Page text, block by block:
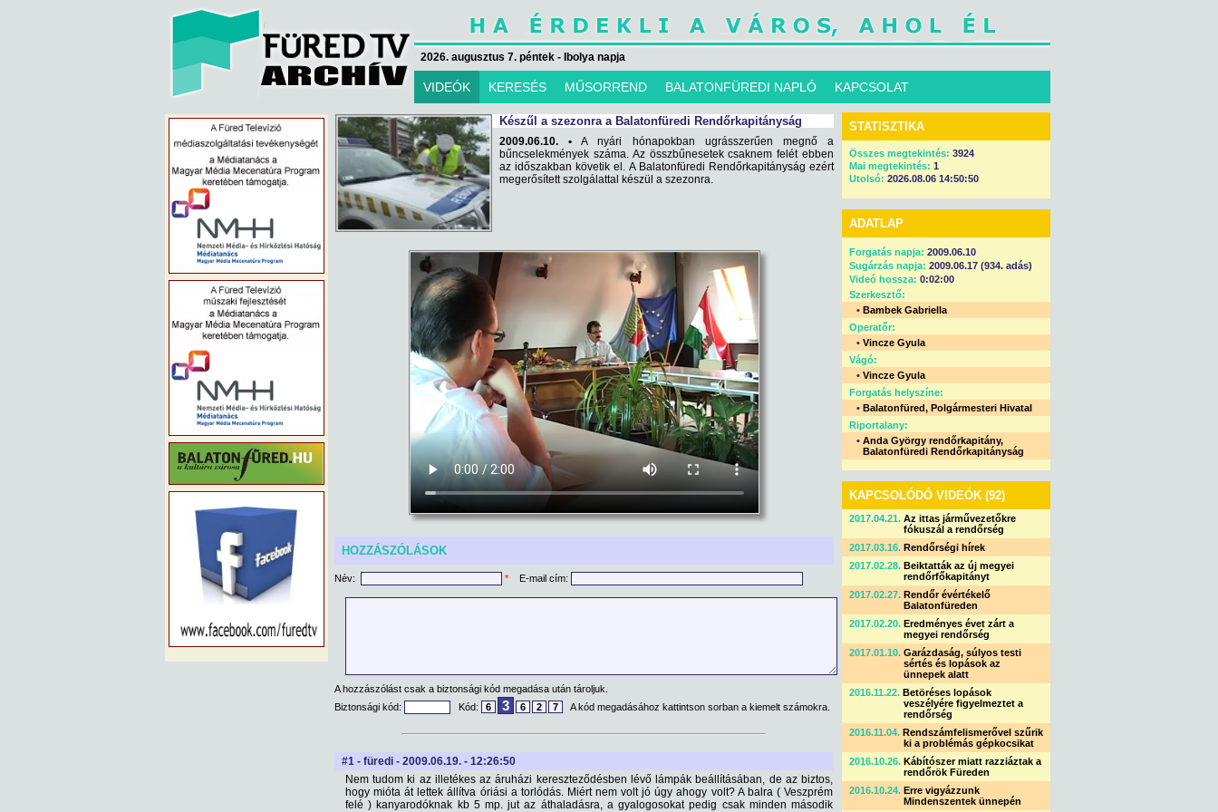
2026. augusztus 7. péntek - Ibolya napja
VIDEÓK KERESÉS MŰSORREND BALATONFÜREDI NAPLÓ KAPCSOLAT
Készűl a szezonra a Balatonfüredi Rendőrkapitányság
2009.06.10. • A nyári hónapokban ugrásszerűen megnő a
bűncselekmények száma. Az összbűnesetek csaknem felét ebben
az időszakban követik el. A Balatonfüredi Rendőrkapitányság ezért
megerősített szolgálattal készül a szezonra.
HOZZÁSZÓLÁSOK
Név: * E-mail cím:
A hozzászólást csak a biztonsági kód megadása után tároljuk.
Biztonsági kód:
Kód: 6 3 6 2 7 A kód megadásához kattintson sorban a kiemelt számokra.
#1 - füredi - 2009.06.19. - 12:26:50
Nem tudom ki az illetékes az áruházi kereszteződésben lévő lámpák beállításában, de az biztos,
hogy mióta át lettek állítva óriási a torlódás. Miért nem volt jó úgy ahogy volt? A balra ( Veszprém
felé ) kanyarodóknak kb 5 mp. jut az áthaladásra, a gyalogosokat pedig csak minden második
STATISZTIKA
Összes megtekintés: 3924
Mai megtekintés: 1
Utolsó: 2026.08.06 14:50:50
ADATLAP
Forgatás napja: 2009.06.10
Sugárzás napja: 2009.06.17 (934. adás)
Videó hossza: 0:02:00
Szerkesztő:
• Bambek Gabriella
Operatőr:
• Vincze Gyula
Vágó:
• Vincze Gyula
Forgatás helyszíne:
• Balatonfüred, Polgármesteri Hivatal
Riportalany:
• Anda György rendőrkapitány,
Balatonfüredi Rendőrkapitányság
KAPCSOLÓDÓ VIDEÓK (92)
2017.04.21. Az ittas járművezetőkre
fókuszál a rendőrség
2017.03.16. Rendőrségi hírek
2017.02.28. Beiktatták az új megyei
rendőrfőkapitányt
2017.02.27. Rendőr évértékelő
Balatonfüreden
2017.02.20. Eredményes évet zárt a
megyei rendőrség
2017.01.10. Garázdaság, súlyos testi
sértés és lopások az
ünnepek alatt
2016.11.22. Betöréses lopások
veszélyére figyelmeztet a
rendőrség
2016.11.04. Rendszámfelismerővel szűrik
ki a problémás gépkocsikat
2016.10.26. Kábítószer miatt razziáztak a
rendőrök Füreden
2016.10.24. Erre vigyázzunk
Mindenszentek ünnepén